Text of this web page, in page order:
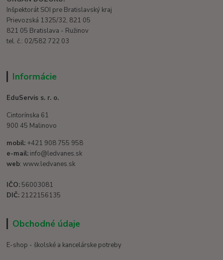
Inšpektorát SOI pre Bratislavský kraj
Prievozská 1325/32, 821 05
821 05 Bratislava - Ružinov
tel. č.: 02/582 722 03
Informácie
EduServis s. r. o.
Cintorínska 61
900 45 Malinovo
mobil: +421 908 755 958
e-mail: info@ledvanes.sk
web: www.ledvanes.sk
IČO: 56003081
DIČ: 2122156135
Obchodné údaje
E-shop - školské a kancelárske potreby